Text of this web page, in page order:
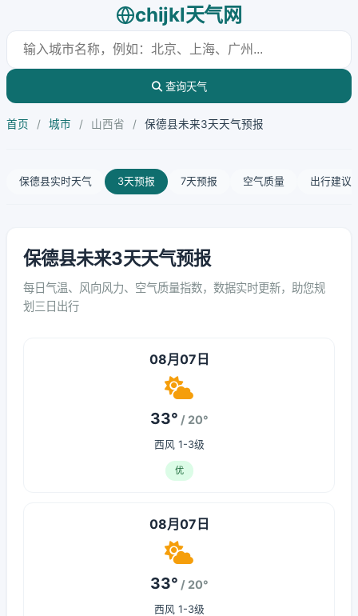
chijkl天气网
查询天气
首页 / 城市 / 山西省 / 保德县未来3天天气预报
保德县实时天气 3天预报 7天预报 空气质量 出行建议
保德县未来3天天气预报
每日气温、风向风力、空气质量指数，数据实时更新，助您规
划三日出行
08月07日
33° / 20°
西风 1-3级
优
08月07日
33° / 20°
西风 1-3级